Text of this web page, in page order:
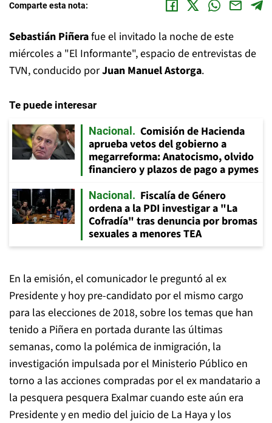
Comparte esta nota:
Sebastián Piñerafue el invitado la noche de este
miércoles a "El Informante", espacio de entrevistas de
TVN, conducido porJuan Manuel Astorga.
Te puede interesar
Nacional
Comisión de Hacienda
aprueba vetos del gobierno a
megarreforma: Anatocismo, olvido
financiero y plazos de pago a pymes
Nacional
Fiscalía de Género
ordena a la PDI investigar a "La
Cofradía" tras denuncia por bromas
sexuales a menores TEA
En la emisión, el comunicador le preguntó al ex
Presidente y hoy pre-candidato por el mismo cargo
para las elecciones de 2018, sobre los temas que han
tenido a Piñera en portada durante las últimas
semanas, como la polémica de inmigración, la
investigación impulsada por el Ministerio Público en
torno a las acciones compradas por el ex mandatario a
la pesquera pesquera Exalmar cuando este aún era
Presidente y en medio del juicio de La Haya y los